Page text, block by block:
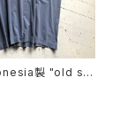
製 "old stu